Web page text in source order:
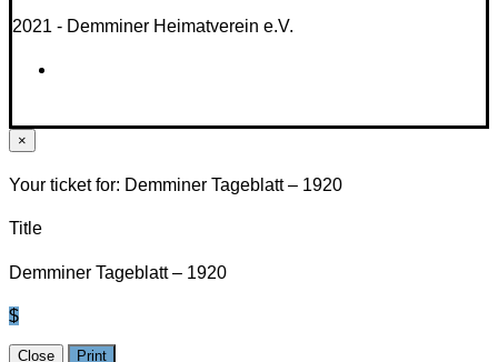
2021 - Demminer Heimatverein e.V.
×
Your ticket for: Demminer Tageblatt – 1920
Title
Demminer Tageblatt – 1920
$
Close Print